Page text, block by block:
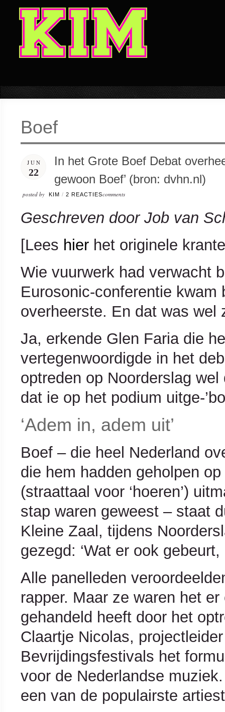
Boef
JUN
22
In het Grote Boef Debat
gewoon Boef’ (bron: dvhn.nl)
posted by KIM / 2 REACTIEScomments
Geschreven door Job van
[Lees hier het originele
Wie vuurwerk had verwacht
Eurosonic-conferentie kwam
overheerste. En dat was wel
Ja, erkende Glen Faria die
vertegenwoordigde in het
optreden op Noorderslag
dat ie op het podium uitge-
‘Adem in, adem uit’
Boef – die heel Nederland
die hem hadden geholpen op
(straattaal voor ‘hoeren’)
stap waren geweest – staat
Kleine Zaal, tijdens
gezegd: ‘Wat er ook
Alle panelleden
rapper. Maar ze waren het
gehandeld heeft door het
Claartje Nicolas,
Bevrijdingsfestivals het
voor de Nederlandse
een van de populairste